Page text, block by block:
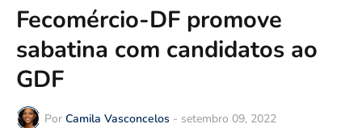
Fecomércio-DF promove
sabatina com candidatos ao
GDF
Por Camila Vasconcelos - setembro 09, 2022